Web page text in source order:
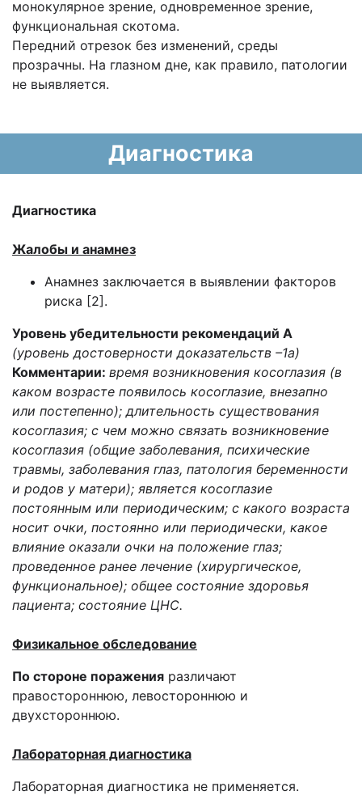
монокулярное зрение, одновременное зрение,
функциональная скотома.
Передний отрезок без изменений, среды
прозрачны. На глазном дне, как правило, патологии
не выявляется.
Диагностика
Диагностика
Жалобы и анамнез
Анамнез заключается в выявлении факторов
риска [2].
Уровень убедительности рекомендаций А
(уровень достоверности доказательств –1а)
Комментарии: время возникновения косоглазия (в
каком возрасте появилось косоглазие, внезапно
или постепенно); длительность существования
косоглазия; с чем можно связать возникновение
косоглазия (общие заболевания, психические
травмы, заболевания глаз, патология беременности
и родов у матери); является косоглазие
постоянным или периодическим; с какого возраста
носит очки, постоянно или периодически, какое
влияние оказали очки на положение глаз;
проведенное ранее лечение (хирургическое,
функциональное); общее состояние здоровья
пациента; состояние ЦНС.
Физикальное обследование
По стороне поражения различают
правостороннюю, левостороннюю и
двухстороннюю.
Лабораторная диагностика
Лабораторная диагностика не применяется.